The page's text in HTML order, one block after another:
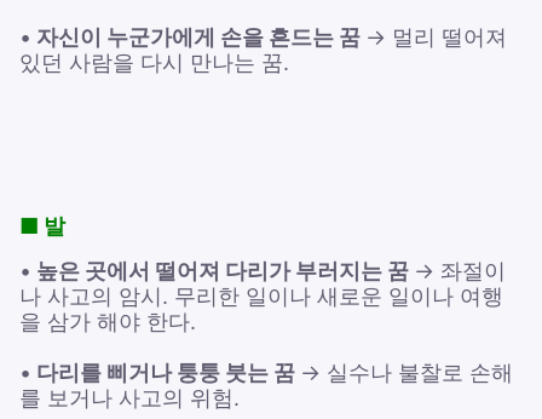
• 자신이 누군가에게 손을 흔드는 꿈 → 멀리 떨어져
있던 사람을 다시 만나는 꿈.
■ 발
• 높은 곳에서 떨어져 다리가 부러지는 꿈 → 좌절이
나 사고의 암시. 무리한 일이나 새로운 일이나 여행
을 삼가 해야 한다.
• 다리를 삐거나 퉁퉁 붓는 꿈 → 실수나 불찰로 손해
를 보거나 사고의 위험.